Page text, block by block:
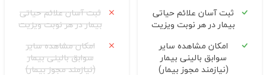
ثبت آسان علائم حیاتی
بیمار در هر نوبت ویزیت
امکان مشاهده سایر
سوابق بالینی بیمار
(نیازمند مجوز بیمار)
ثبت آسان علائم حیاتی
بیمار در هر نوبت ویزیت
امکان مشاهده سایر
سوابق بالینی بیمار
(نیازمند مجوز بیمار)